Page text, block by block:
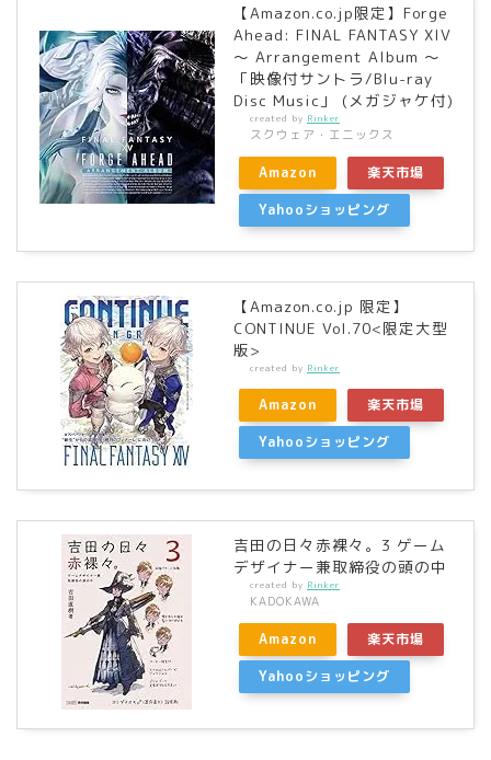
【Amazon.co.jp限定】Forge
Ahead: FINAL FANTASY XIV
～ Arrangement Album ～
「映像付サントラ/Blu-ray
Disc Music」 (メガジャケ付)
created by Rinker
スクウェア・エニックス
Amazon
楽天市場
Yahooショッピング
【Amazon.co.jp 限定】
CONTINUE Vol.70<限定大型
版>
created by Rinker
Amazon
楽天市場
Yahooショッピング
吉田の日々赤裸々。3 ゲーム
デザイナー兼取締役の頭の中
created by Rinker
KADOKAWA
Amazon
楽天市場
Yahooショッピング